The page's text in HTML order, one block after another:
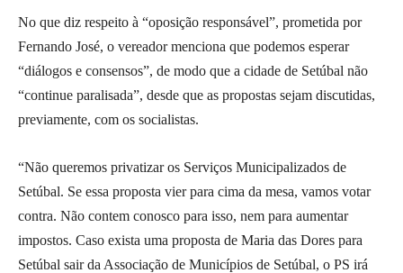
No que diz respeito à “oposição responsável”, prometida por
Fernando José, o vereador menciona que podemos esperar
“diálogos e consensos”, de modo que a cidade de Setúbal não
“continue paralisada”, desde que as propostas sejam discutidas,
previamente, com os socialistas.
“Não queremos privatizar os Serviços Municipalizados de
Setúbal. Se essa proposta vier para cima da mesa, vamos votar
contra. Não contem conosco para isso, nem para aumentar
impostos. Caso exista uma proposta de Maria das Dores para
Setúbal sair da Associação de Municípios de Setúbal, o PS irá